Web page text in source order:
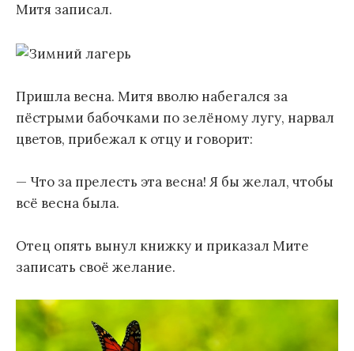
Митя записал.
Пришла весна. Митя вволю набегался за
пёстрыми бабочками по зелёному лугу, нарвал
цветов, прибежал к отцу и говорит:
— Что за прелесть эта весна! Я бы желал, чтобы
всё весна была.
Отец опять вынул книжку и приказал Мите
записать своё желание.